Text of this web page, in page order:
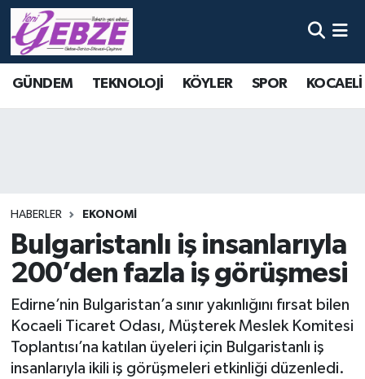
GÜNDEM TEKNOLOJİ KÖYLER SPOR
HABERLER EKONOMİ
Bulgaristanlı iş insanlarıyla
200’den fazla iş görüşmesi
Edirne’nin Bulgaristan’a sınır yakınlığını fırsat bilen
Kocaeli Ticaret Odası, Müşterek Meslek Komitesi
Toplantısı’na katılan üyeleri için Bulgaristanlı iş
insanlarıyla ikili iş görüşmeleri etkinliği düzenledi.
Nöbetçi Eczaneler
Tüm Manşetler
Son Dakika Haberleri
Haber Arşivi